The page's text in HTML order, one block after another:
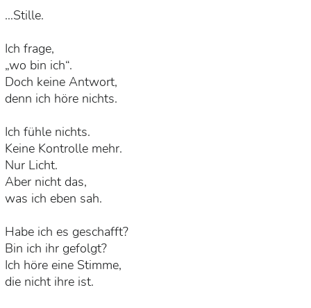
…Stille.
Ich frage,
„wo bin ich“.
Doch keine Antwort,
denn ich höre nichts.
Ich fühle nichts.
Keine Kontrolle mehr.
Nur Licht.
Aber nicht das,
was ich eben sah.
Habe ich es geschafft?
Bin ich ihr gefolgt?
Ich höre eine Stimme,
die nicht ihre ist.